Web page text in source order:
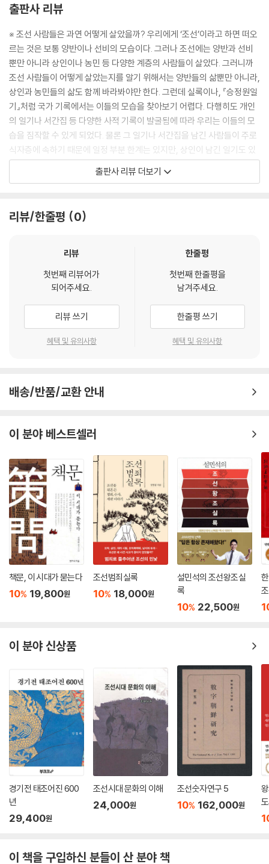
을 새롭게 윤색했다는 점에 있었다. 동계의 전통을 성리학에서 찾고, 이 시
점에 동계의 자부심을 발판으로 여느 다른 마을의 그것과는 수준이 훨씬
높다는 의미에서 ‘상동계’로 승격했다. 바로 전통의 발견이고 그 중심 가치
는 남구명이 강조한 계원 사이의 ‘신의’였다.
--- p.71
동천이 가지는 의미가 중요하므로 경주의 유력 인사들은 강의 제방을 돌로
튼튼히 쌓는 정성을 기울였다. 이곳에 5리, 즉 거의 2킬로에 이르는 긴 거
리에 나무를 심고는 그 의미를 ‘비보’로 부여했다. 비보는 인간이 자연과 더
불어 걱정 없는 삶을 살기를 소망하는 풍수지리에서 나온 말이다. 인간을
둘러싼 자연 중 부족한 부분을 감싸고 채워 준다는 의미에서 비보이며, 이
것을 위한 숲으로 비보림을 조성하였다.
--- p.107
마을 사람들도 서로 미워하면서 사랑한다. 마치 가족이 그러하듯이 같은
음, 오랜 이야기가 있었기 때문에 가능했다. 가족과 같은 천륜이 아닌 마을
과 같은 인연으로 만난 사람들을 묶는 풍속이 그것이다. 경주의 갓뒤마을
사람들도 동계를 만들어 나누었던 지혜가 있었다. 숲이 마을에 주는 호혜
의 가치와 이것을 향하는 사람들의 협동, 그리고 그 약속이었다.
--- p.148~149
조선시대 농촌에서 공동의 이익을 위해 협동하면서 호혜의 지속성을 유지
메리카의 ‘수막 카우사이’와 같은 지구 남반구 지역 토착 지식의 사례가 그
에 착수하기에 앞서 인문학 관점에서 토착 지식에 관한 관심을 기울이려는
--- p.181
출판사 리뷰
※ 조선 사람들은 과연 어떻게 살았을까? 우리에게 ‘조선’이라고 하면 떠오
르는 것은 보통 양반이나 선비의 모습이다. 그러나 조선에는 양반과 선비
뿐만 아니라 상인이나 농민 등 다양한 계층의 사람들이 살았다. 그러니까
조선 사람들이 어떻게 살았는지를 알기 위해서는 양반들의 삶뿐만 아니라,
상인과 농민들의 삶도 함께 바라봐야만 한다. 그런데 실록이나, 『승정원일
기』처럼 국가 기록에서는 이들의 모습을 찾아보기 어렵다. 다행히도 개인
의 일기나 서간집 등 다양한 사적 기록이 발굴됨에 따라 우리는 이들의 모
습을 짐작할 수 있게 되었다. 물론 그 일기나 서간집을 남긴 사람들이 주로
식자층에 속하기 때문에 일정 부분 한계는 있지만, 상인이 남긴 일기도 있
는가 하면, 마을 사람들이 남긴 마을의 이야기도 있어 그동안 알기 어려웠
던 주변의 삶을 확인할 수 있었다. 전통생활사총서는 이처럼 조선의 변두
그렇지만, 조선시대의 사회는 마을과 마을 사람들을 중심으로 형성되었다.
에서 서로 협조하고 부대끼며 평생을 살아가야만 했다. 따라서 마을과 마
을 사람들의 일상을 살펴보는 일은 곧 조선시대의 일상을 살펴보는 일이나
마찬가지다. 이 책은 그러한 조선시대 마을의 일상을 살펴보고자 한 책이
다. 특히 이 책은 조선시대 마을 사람들이 서로 협조하기 위해 구성한 동계
를 중심으로 이야기를 풀어나가고 있다. 지금의 우리에게 계모임은 목돈을
마을을 가꾸거나 서로 돕는 일이 있을 때 돕는 모임이었다. 오늘날과 같은
우며 살고자 했다. 이러한 조선시대 마을의 모습은 우리에게 조선시대 사
람들의 모습을 잘 보여 줄 것이다.
출판사 리뷰 더보기
리뷰/한줄평 0
리뷰
첫번째 리뷰어가
되어주세요.
리뷰 쓰기
혜택 및 유의사항
한줄평
첫번째 한줄평을
남겨주세요.
한줄평 쓰기
혜택 및 유의사항
배송/반품/교환 안내
이 분야 베스트셀러
책문, 이 시대가 묻는다
10% 19,800원
조선범죄실록
10% 18,000원
설민석의 조선왕조실
록
10% 22,500원
이 분야 신상품
경기전 태조어진 600
년
29,400원
조선시대 문화의 이해
24,000원
조선숫자연구 5
10% 162,000원
이 책을 구입하신 분들이 산 분야 책